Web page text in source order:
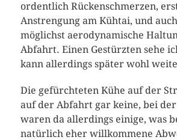
ordentlich Rückenschmerzen,
Anstrengung am Kühtai, und
möglichst aerodynamische
Abfahrt. Einen Gestürzten sehe
kann allerdings später wohl
Die gefürchteten Kühe auf der
auf der Abfahrt gar keine, bei
waren da allerdings einige, was
natürlich eher willkommene